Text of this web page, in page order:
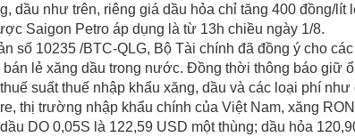
dầu như trên, riêng giá dầu hỏa chỉ tăng 400 đồng/lít
Saigon Petro áp dụng là từ 13h chiều ngày 1/8.
số 10235 /BTC-QLG, Bộ Tài chính đã đồng ý cho
bán lẻ xăng dầu trong nước. Đồng thời thông báo giữ
suất thuế nhập khẩu xăng, dầu và các loại phí
thị trường nhập khẩu chính của Việt Nam, xăng
DO 0,05S là 122,59 USD một thùng; dầu hỏa